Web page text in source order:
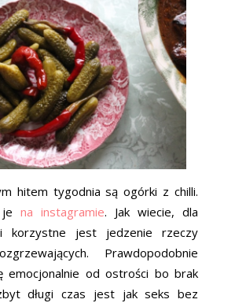
hitem tygodnia są ogórki z chilli.
je na instagramie. Jak wiecie, dla
korzystne jest jedzenie rzeczy
Prawdopodobnie
emocjonalnie od ostrości bo brak
długi czas jest jak seks bez